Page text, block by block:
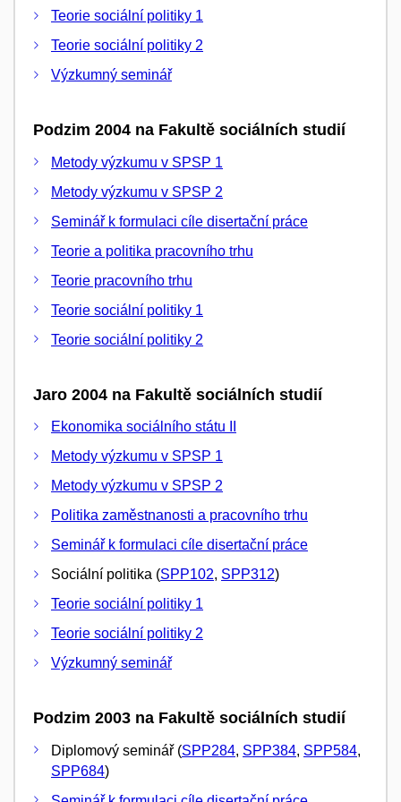
Teorie sociální politiky 1
Teorie sociální politiky 2
Výzkumný seminář
Podzim 2004 na Fakultě sociálních studií
Metody výzkumu v SPSP 1
Metody výzkumu v SPSP 2
Seminář k formulaci cíle disertační práce
Teorie a politika pracovního trhu
Teorie pracovního trhu
Teorie sociální politiky 1
Teorie sociální politiky 2
Jaro 2004 na Fakultě sociálních studií
Ekonomika sociálního státu II
Metody výzkumu v SPSP 1
Metody výzkumu v SPSP 2
Politika zaměstnanosti a pracovního trhu
Seminář k formulaci cíle disertační práce
Sociální politika (SPP102, SPP312)
Teorie sociální politiky 1
Teorie sociální politiky 2
Výzkumný seminář
Podzim 2003 na Fakultě sociálních studií
Diplomový seminář (SPP284, SPP384, SPP584,
SPP684)